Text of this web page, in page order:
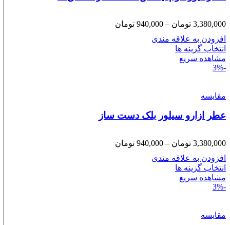
3,380,000 تومان –
940,000 تومان
افزودن به علاقه مندی
انتخاب گزینه ها
مشاهده سریع
-3%
مقایسه
عطر ازارو سیلور بلک دست ساز
3,380,000 تومان –
940,000 تومان
افزودن به علاقه مندی
انتخاب گزینه ها
مشاهده سریع
-3%
مقایسه